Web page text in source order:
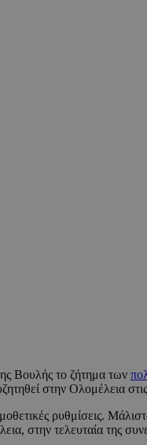
Βουλής το ζήτημα των
στην Ολομέλεια
ρυθμίσεις.
στην τελευταία της